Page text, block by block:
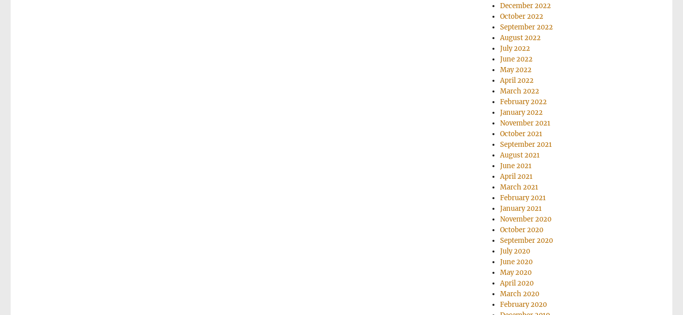
December 2022
October 2022
September 2022
August 2022
July 2022
June 2022
May 2022
April 2022
March 2022
February 2022
January 2022
November 2021
October 2021
September 2021
August 2021
June 2021
April 2021
March 2021
February 2021
January 2021
November 2020
October 2020
September 2020
July 2020
June 2020
May 2020
April 2020
March 2020
February 2020